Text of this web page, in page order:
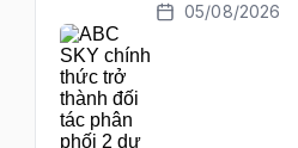
TÂY HÀ NỘI
05/08/2026